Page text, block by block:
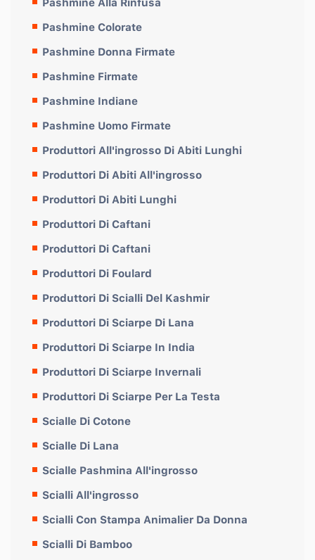
Pashmine Colorate
Pashmine Donna Firmate
Pashmine Firmate
Pashmine Indiane
Pashmine Uomo Firmate
Produttori All'ingrosso Di Abiti Lunghi
Produttori Di Abiti All'ingrosso
Produttori Di Abiti Lunghi
Produttori Di Caftani
Produttori Di Caftani
Produttori Di Foulard
Produttori Di Scialli Del Kashmir
Produttori Di Sciarpe Di Lana
Produttori Di Sciarpe In India
Produttori Di Sciarpe Invernali
Produttori Di Sciarpe Per La Testa
Scialle Di Cotone
Scialle Di Lana
Scialle Pashmina All'ingrosso
Scialli All'ingrosso
Scialli Con Stampa Animalier Da Donna
Scialli Di Bamboo